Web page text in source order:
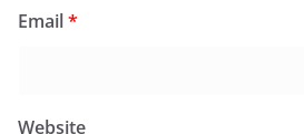
Email*
Website